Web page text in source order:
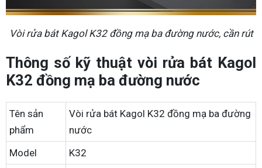
Vòi rửa bát Kagol K32 đồng mạ ba đường nước, cần rút
Thông số kỹ thuật vòi rửa bát Kagol
K32 đồng mạ ba đường nước
Tên sản
phẩm
Vòi rửa bát Kagol K32 đồng mạ ba đường
nước
Model
K32